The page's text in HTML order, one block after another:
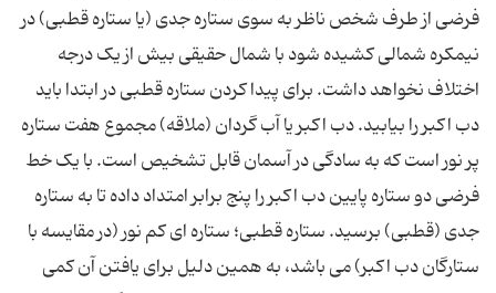
فرضی از طرف شخص ناظر به سوی ستاره جدی (یا ستاره قطبی) در
نیمکره شمالی کشیده شود با شمال حقیقی بیش از یک درجه
اختلاف نخواهد داشت. برای پیدا کردن ستاره قطبی در ابتدا باید
دب اکبر را بیابید. دب اکبر یا آب گردان (ملاقه) مجموع هفت ستاره
پر نور است که به سادگی در آسمان قابل تشخیص است. با یک خط
فرضی دو ستاره پایین دب اکبر را پنج برابر امتداد داده تا به ستاره
جدی (قطبی) برسید. ستاره قطبی؛ ستاره ای کم نور (در مقایسه با
ستارگان دب اکبر) می باشد، به همین دلیل برای یافتن آن کمی